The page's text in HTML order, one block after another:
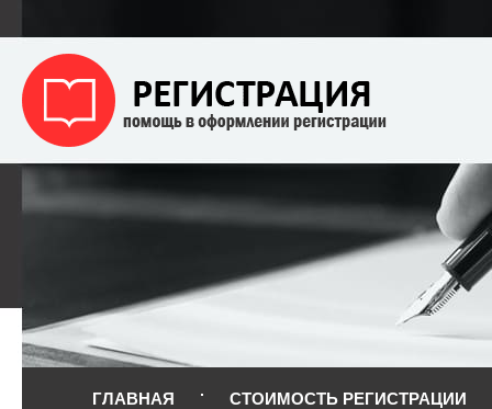
ГЛАВНАЯ СТОИМОСТЬ РЕГИСТРАЦИИ